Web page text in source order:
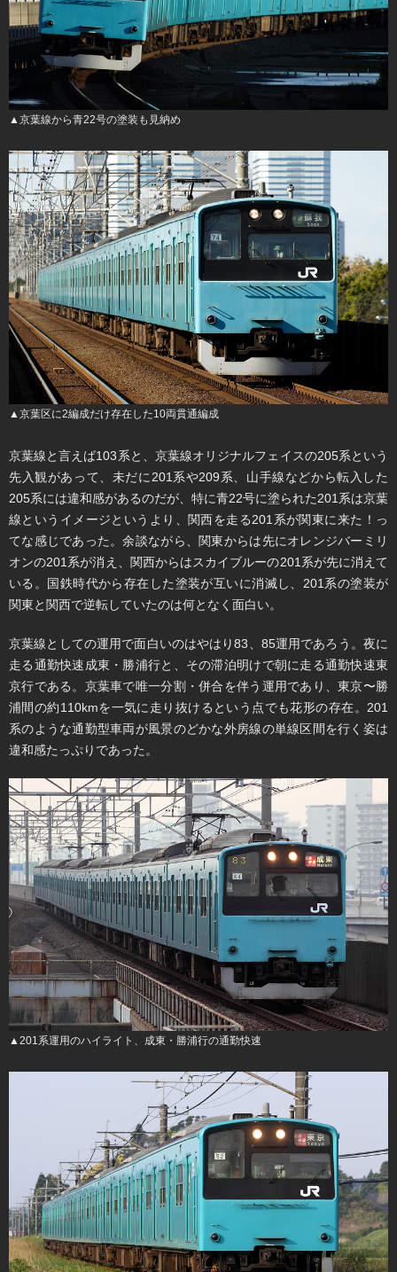
▲京葉線から青22号の塗装も見納め
▲京葉区に2編成だけ存在した10両貫通編成
京葉線と言えば103系と、京葉線オリジナルフェイスの205系という
先入観があって、未だに201系や209系、山手線などから転入した
205系には違和感があるのだが、特に青22号に塗られた201系は京葉
線というイメージというより、関西を走る201系が関東に来た！っ
てな感じであった。余談ながら、関東からは先にオレンジバーミリ
オンの201系が消え、関西からはスカイブルーの201系が先に消えて
いる。国鉄時代から存在した塗装が互いに消滅し、201系の塗装が
関東と関西で逆転していたのは何となく面白い。
京葉線としての運用で面白いのはやはり83、85運用であろう。夜に
走る通勤快速成東・勝浦行と、その滞泊明けで朝に走る通勤快速東
京行である。京葉車で唯一分割・併合を伴う運用であり、東京〜勝
浦間の約110kmを一気に走り抜けるという点でも花形の存在。201
系のような通勤型車両が風景のどかな外房線の単線区間を行く姿は
違和感たっぷりであった。
▲201系運用のハイライト、成東・勝浦行の通勤快速